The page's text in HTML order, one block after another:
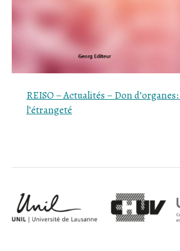
REISO – Actualités – Don
l’étrangeté